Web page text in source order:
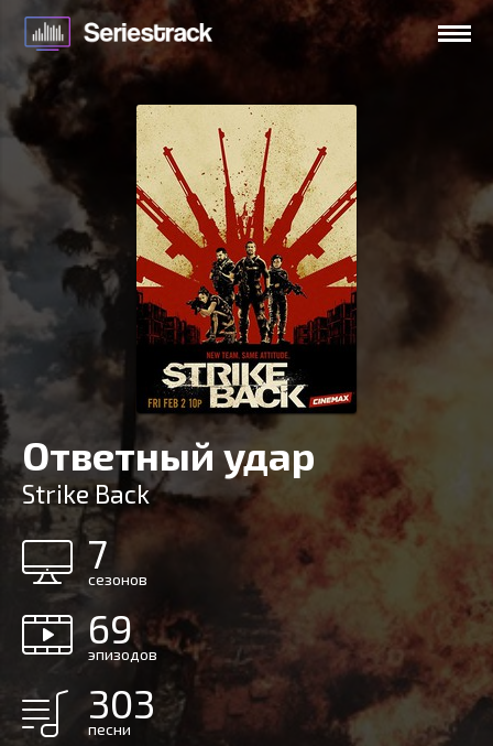
Ответный удар
Strike Back
7
сезонов
69
эпизодов
303
песни